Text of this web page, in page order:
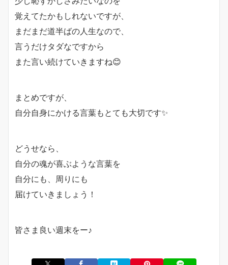
覚えてたかもしれないですが、
まだまだ道半ばの人生なので、
言うだけタダなですから
また言い続けていきますね😊
まとめですが、
自分自身にかける言葉もとても大切です✨
どうせなら、
自分の魂が喜ぶような言葉を
自分にも、周りにも
届けていきましょう！
皆さま良い週末をー♪